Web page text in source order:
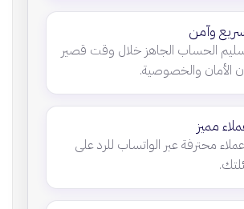
وآمن
الحساب الجاهز خلال وقت قصير
الأمان والخصوصية.
مميز
محترفة عبر الواتساب للرد على